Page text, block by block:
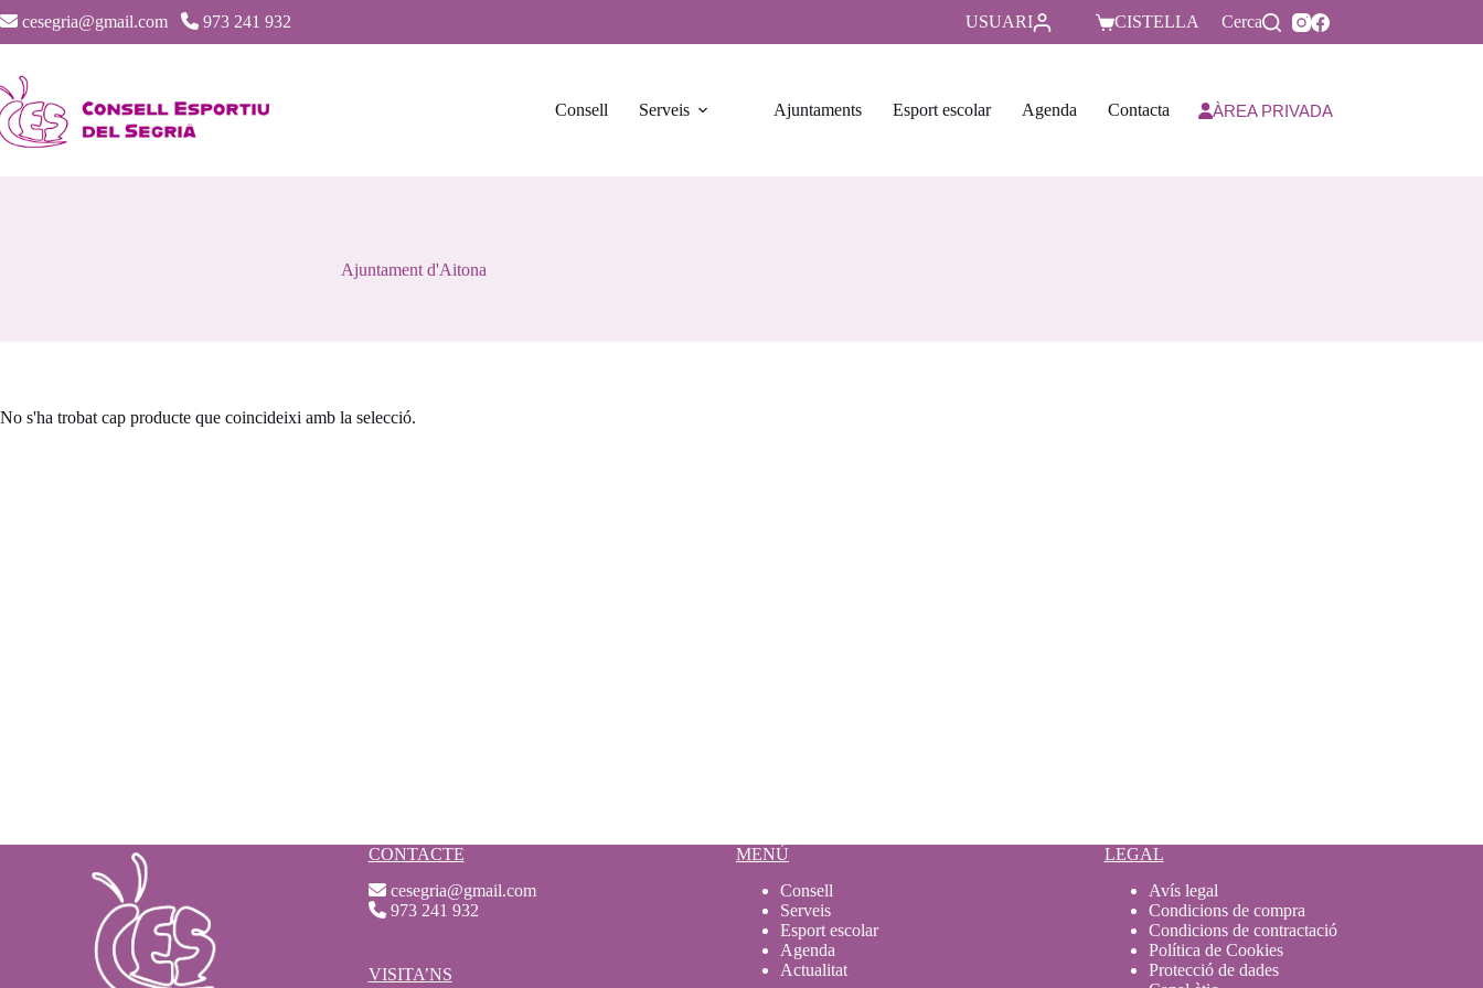
al
contenido
cesegria@gmail.com 973 241 932 USUARI CISTELLA Cerca
Consell Serveis Ajuntaments Esport escolar Agenda Contacta ÀREA PRIVADA
Ajuntament d'Aitona
No s'ha trobat cap producte que coincideixi amb la selecció.
CONTACTE
cesegria@gmail.com
973 241 932
VISITA’NS
MENÚ
Consell
Serveis
Esport escolar
Agenda
Actualitat
LEGAL
Avís legal
Condicions de compra
Condicions de contractació
Política de Cookies
Protecció de dades